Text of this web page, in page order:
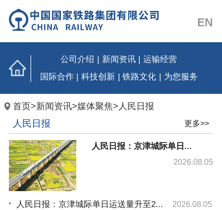
EN
公司介绍 新闻资讯
运输经营
国际合作 | 科技创新 | 铁路文化 | 为您服务
首页>新闻资讯>媒体聚焦> 人民日报
人民日报 更多>>
人民日报：京津城际单日...
2026.08.05
人民日报：京津城际单日运送量升至2... 2026.08.05